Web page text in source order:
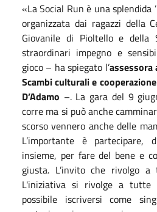
«La Social Run è una
organizzata dai ragazzi della
Giovanile di Pioltello e della
straordinari impegno e
gioco – ha spiegato l’assessora
Scambi culturali e
D’Adamo –. La gara del 9
corre ma si può anche
scorso vennero anche delle
L’importante è partecipare,
insieme, per fare del bene e
giusta. L’invito che rivolgo
L'iniziativa si rivolge a
possibile iscriversi come